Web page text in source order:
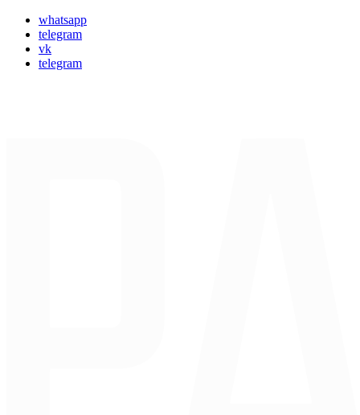
whatsapp
telegram
vk
telegram